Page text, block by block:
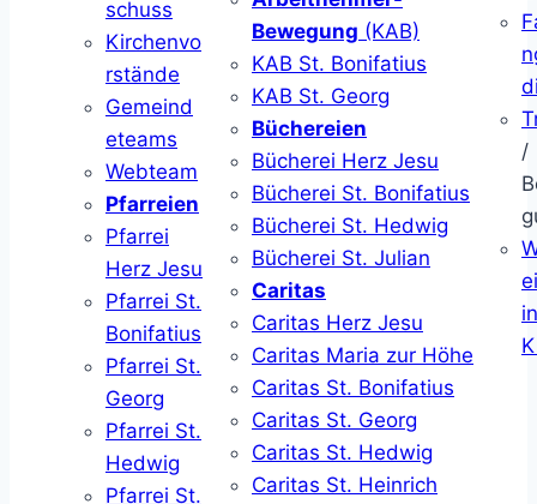
schuss
Kirchenvo
rstände
Gemeind
eteams
Webteam
Pfarreien
Pfarrei
Herz Jesu
Pfarrei St.
Bonifatius
Pfarrei St.
Georg
Pfarrei St.
Hedwig
Pfarrei St.
Bewegung (KAB)
KAB St. Bonifatius
KAB St. Georg
Büchereien
Bücherei Herz Jesu
Bücherei St. Bonifatius
Bücherei St. Hedwig
Bücherei St. Julian
Caritas
Caritas Herz Jesu
Caritas Maria zur Höhe
Caritas St. Bonifatius
Caritas St. Georg
Caritas St. Hedwig
Caritas St. Heinrich
/